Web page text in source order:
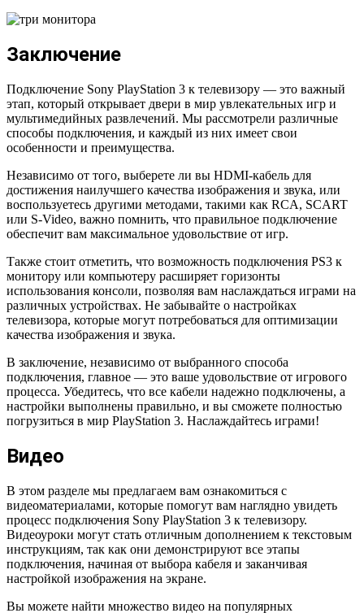
Заключение
Подключение Sony PlayStation 3 к телевизору — это важный
этап, который открывает двери в мир увлекательных игр и
мультимедийных развлечений. Мы рассмотрели различные
способы подключения, и каждый из них имеет свои
особенности и преимущества.
Независимо от того, выберете ли вы HDMI-кабель для
достижения наилучшего качества изображения и звука, или
воспользуетесь другими методами, такими как RCA, SCART
или S-Video, важно помнить, что правильное подключение
обеспечит вам максимальное удовольствие от игр.
Также стоит отметить, что возможность подключения PS3 к
монитору или компьютеру расширяет горизонты
использования консоли, позволяя вам наслаждаться играми на
различных устройствах. Не забывайте о настройках
телевизора, которые могут потребоваться для оптимизации
качества изображения и звука.
В заключение, независимо от выбранного способа
подключения, главное — это ваше удовольствие от игрового
процесса. Убедитесь, что все кабели надежно подключены, а
настройки выполнены правильно, и вы сможете полностью
погрузиться в мир PlayStation 3. Наслаждайтесь играми!
Видео
В этом разделе мы предлагаем вам ознакомиться с
видеоматериалами, которые помогут вам наглядно увидеть
процесс подключения Sony PlayStation 3 к телевизору.
Видеоуроки могут стать отличным дополнением к текстовым
инструкциям, так как они демонстрируют все этапы
подключения, начиная от выбора кабеля и заканчивая
настройкой изображения на экране.
Вы можете найти множество видео на популярных